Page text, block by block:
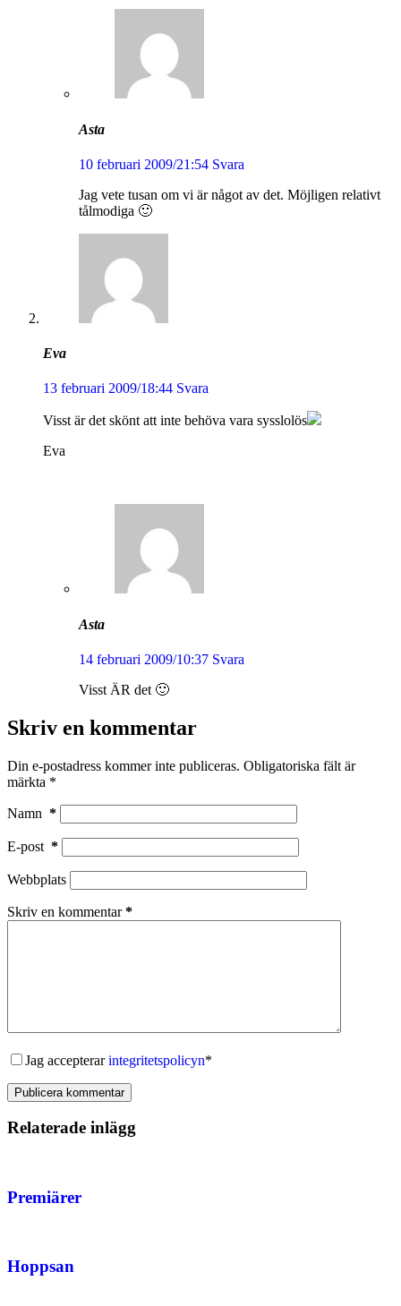
Asta
10 februari 2009/21:54 Svara
Jag vete tusan om vi är något av det. Möjligen relativt
tålmodiga 🙂
Eva
13 februari 2009/18:44 Svara
Visst är det skönt att inte behöva vara sysslolös
Eva
Asta
14 februari 2009/10:37 Svara
Visst ÄR det 🙂
Skriv en kommentar
Din e-postadress kommer inte publiceras. Obligatoriska fält är
märkta *
Namn *
E-post *
Webbplats
Skriv en kommentar*
Jag accepterarintegritetspolicyn*
Publicera kommentar
Relaterade inlägg
Premiärer
Hoppsan